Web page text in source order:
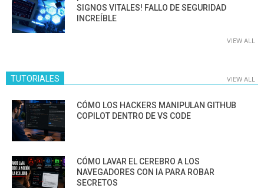
SIGNOS VITALES! FALLO DE SEGURIDAD
INCREÍBLE
VIEW ALL
TUTORIALES VIEW ALL
CÓMO LOS HACKERS MANIPULAN GITHUB
COPILOT DENTRO DE VS CODE
CÓMO LAVAR EL CEREBRO A LOS
NAVEGADORES CON IA PARA ROBAR
SECRETOS